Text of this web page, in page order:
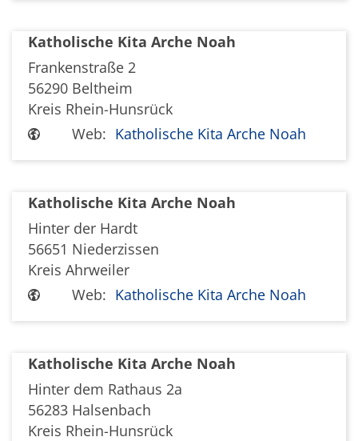
Katholische Kita Arche Noah
Frankenstraße 2
56290 Beltheim
Kreis Rhein-Hunsrück
Web: Katholische Kita Arche Noah
Katholische Kita Arche Noah
Hinter der Hardt
56651 Niederzissen
Kreis Ahrweiler
Web: Katholische Kita Arche Noah
Katholische Kita Arche Noah
Hinter dem Rathaus 2a
56283 Halsenbach
Kreis Rhein-Hunsrück